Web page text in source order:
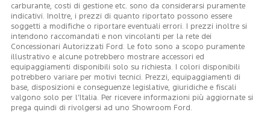
carburante, costi di gestione etc. sono da considerarsi puramente
indicativi. Inoltre, i prezzi di quanto riportato possono essere
soggetti a modifiche o riportare eventuali errori. I prezzi inoltre si
intendono raccomandati e non vincolanti per la rete dei
Concessionari Autorizzati Ford. Le foto sono a scopo puramente
illustrativo e alcune potrebbero mostrare accessori ed
equipaggiamenti disponibili solo su richiesta. I colori disponibili
potrebbero variare per motivi tecnici. Prezzi, equipaggiamenti di
base, disposizioni e conseguenze legislative, giuridiche e fiscali
valgono solo per l’Italia. Per ricevere informazioni più aggiornate si
prega quindi di rivolgersi ad uno Showroom Ford.